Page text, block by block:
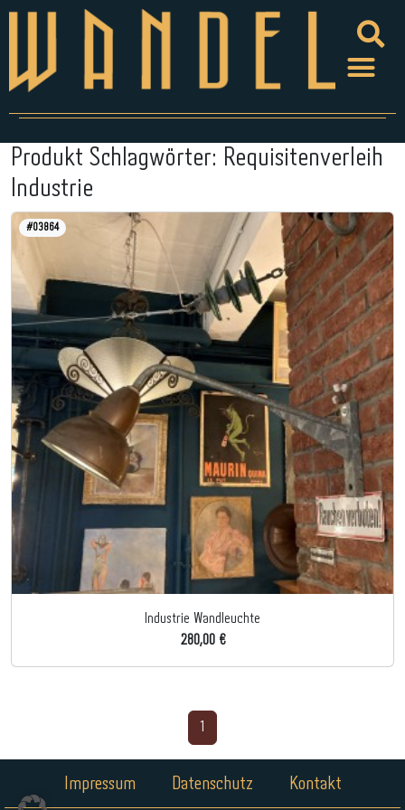
Produkt Schlagwörter: Requisitenverleih
Industrie
#03864
Industrie Wandleuchte
280,00 €
Impressum Datenschutz Kontakt